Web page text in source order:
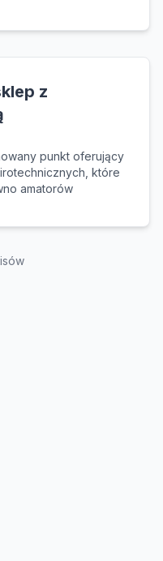
z
punkt oferujący
które
amatorów